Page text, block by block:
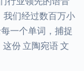
我们经过数百万小
一个单词，捕捉
份 立陶宛语 文